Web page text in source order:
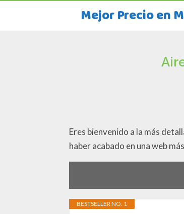
Mejor Precio en
Eres bienvenido a la más
haber acabado en una web
BESTSELLER NO. 1